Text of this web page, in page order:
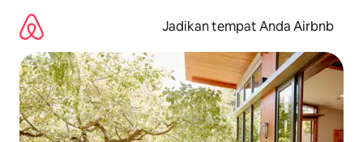
langsung
lihat
konten
Jadikan tempat Anda Airbnb